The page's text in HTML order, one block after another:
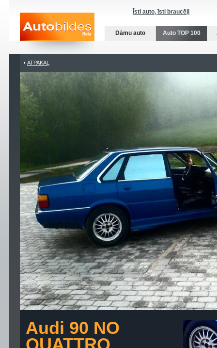
Īsti auto, īsti braucēji
Dāmu auto Auto TOP 100
ATPAKAĻ
Audi 90 NO